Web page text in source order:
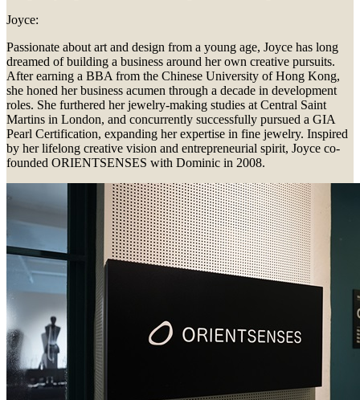
Joyce:
Passionate about art and design from a young age, Joyce has long
dreamed of building a business around her own creative pursuits.
After earning a BBA from the Chinese University of Hong Kong,
she honed her business acumen through a decade in development
roles. She furthered her jewelry-making studies at Central Saint
Martins in London, and concurrently successfully pursued a GIA
Pearl Certification, expanding her expertise in fine jewelry. Inspired
by her lifelong creative vision and entrepreneurial spirit, Joyce co-
founded ORIENTSENSES with Dominic in 2008.